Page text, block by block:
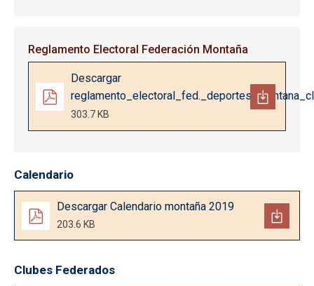
Reglamento Electoral Federación Montaña
Documento
Descargar
303.7 KB
Calendario
Documento
Descargar Calendario montaña 2019
203.6 KB
Clubes Federados